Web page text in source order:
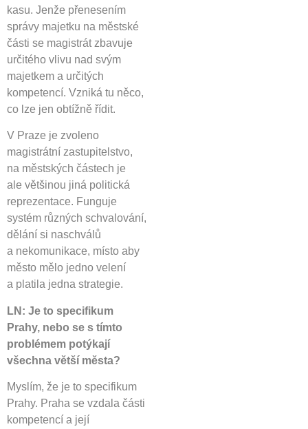
kasu. Jenže přenesením
správy majetku na městské
části se magistrát zbavuje
určitého vlivu nad svým
majetkem a určitých
kompetencí. Vzniká tu něco,
co lze jen obtížně řídit.
V Praze je zvoleno
magistrátní zastupitelstvo,
na městských částech je
ale většinou jiná politická
reprezentace. Funguje
systém různých schvalování,
dělání si naschválů
a nekomunikace, místo aby
město mělo jedno velení
a platila jedna strategie.
LN: Je to specifikum
Prahy, nebo se s tímto
problémem potýkají
všechna větší města?
Myslím, že je to specifikum
Prahy. Praha se vzdala části
kompetencí a její